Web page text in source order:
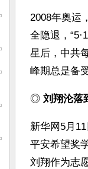
2008年奥运
全隐退，
星后，中共
峰期总是备
◎ 刘翔沦落
新华网5月
平安希望奖
刘翔作为志